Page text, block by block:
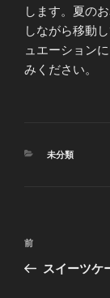
します。夏の
しながら移動
ュエーション
みください。
カ
未分類
投
前
の
前
スイーツケ